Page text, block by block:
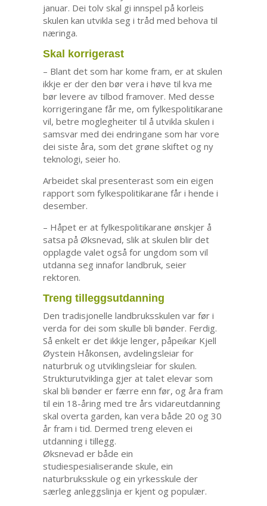
januar. Dei tolv skal gi innspel på korleis
skulen kan utvikla seg i tråd med behova til
næringa.
Skal korrigerast
– Blant det som har kome fram, er at skulen
ikkje er der den bør vera i høve til kva me
bør levere av tilbod framover. Med desse
korrigeringane får me, om fylkespolitikarane
vil, betre moglegheiter til å utvikla skulen i
samsvar med dei endringane som har vore
dei siste åra, som det grøne skiftet og ny
teknologi, seier ho.
Arbeidet skal presenterast som ein eigen
rapport som fylkespolitikarane får i hende i
desember.
– Håpet er at fylkespolitikarane ønskjer å
satsa på Øksnevad, slik at skulen blir det
opplagde valet også for ungdom som vil
utdanna seg innafor landbruk, seier
rektoren.
Treng tilleggsutdanning
Den tradisjonelle landbruksskulen var før i
verda for dei som skulle bli bønder. Ferdig.
Så enkelt er det ikkje lenger, påpeikar Kjell
Øystein Håkonsen, avdelingsleiar for
naturbruk og utviklingsleiar for skulen.
Strukturutviklinga gjer at talet elevar som
skal bli bønder er færre enn før, og åra fram
til ein 18-åring med tre års vidareutdanning
skal overta garden, kan vera både 20 og 30
år fram i tid. Dermed treng eleven ei
utdanning i tillegg.
Øksnevad er både ein
studiespesialiserande skule, ein
naturbruksskule og ein yrkesskule der
særleg anleggslinja er kjent og populær.